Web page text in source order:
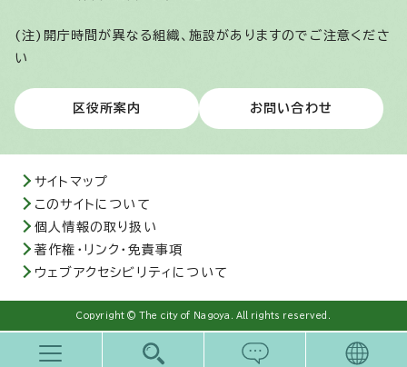
(注)開庁時間が異なる組織、施設がありますのでご注意くださ
い
区役所案内 お問い合わせ
サイトマップ
このサイトについて
個人情報の取り扱い
著作権・リンク・免責事項
ウェブアクセシビリティについて
Copyright © The city of Nagoya. All rights reserved.